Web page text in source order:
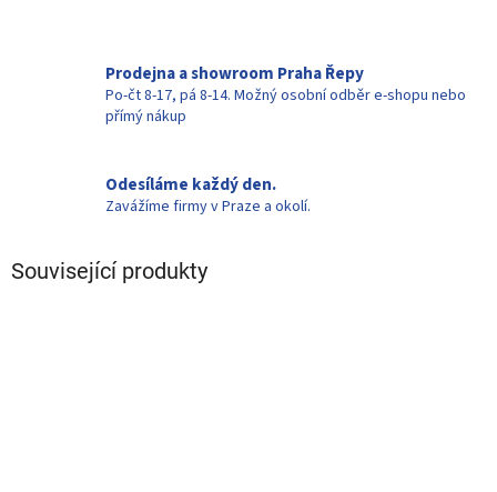
Prodejna a showroom Praha Řepy
Po-čt 8-17, pá 8-14. Možný osobní odběr e-shopu nebo
přímý nákup
Odesíláme každý den.
Zavážíme firmy v Praze a okolí.
Související produkty